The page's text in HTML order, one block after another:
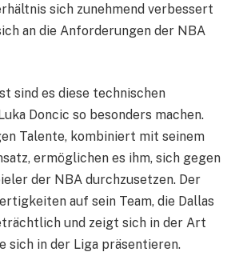
sich zunehmend verbessert
an die Anforderungen der NBA
sind es diese technischen
Doncic so besonders machen.
Talente, kombiniert mit seinem
ermöglichen es ihm, sich gegen
der NBA durchzusetzen. Der
auf sein Team, die Dallas
und zeigt sich in der Art
sich in der Liga präsentieren.